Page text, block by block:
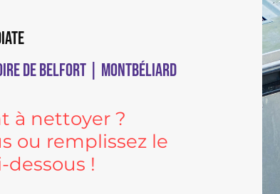
de Belfort | Montbéliard
à nettoyer ?
ou remplissez le
!